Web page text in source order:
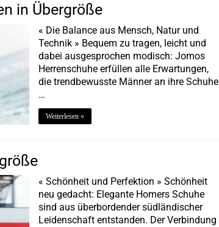
in Übergröße
« Die Balance aus Mensch, Natur und
Technik » Bequem zu tragen, leicht und
dabei ausgesprochen modisch: Jomos
Herrenschuhe erfüllen alle Erwartungen,
die trendbewusste Männer an ihre Schuhe
…
Weiterlesen »
« Schönheit und Perfektion » Schönheit
neu gedacht: Elegante Homers Schuhe
sind aus überbordender südländischer
Leidenschaft entstanden. Der Verbindung